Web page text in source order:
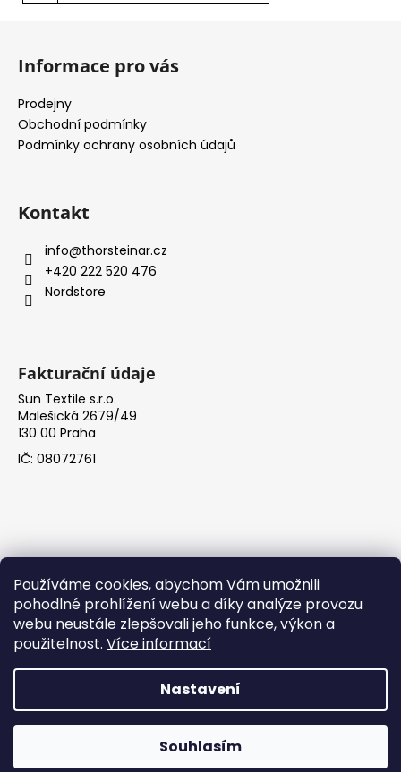
Používáme cookies, abychom Vám umožnili
pohodlné prohlížení webu a díky analýze provozu
webu neustále zlepšovali jeho funkce, výkon a
použitelnost. Více informací
Nastavení
Souhlasím
Z
Informace pro vás
Prodejny
Obchodní podmínky
Podmínky ochrany osobních údajů
Kontakt
info@thorsteinar.cz
+420 222 520 476
Nordstore
Fakturační údaje
Sun Textile s.r.o.
Malešická 2679/49
130 00 Praha
IČ: 08072761
Facebook
Copyright 2026NordStore.eu. Všechna práva vyhrazena.
Upravit nastavení cookies